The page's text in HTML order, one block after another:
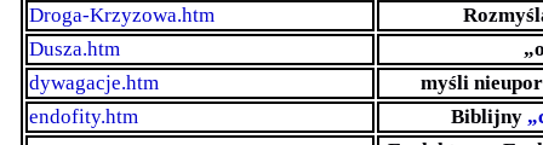
Droga-Krzyzowa.htm
Dusza.htm
dywagacje.htm
myśli
endofity.htm
Biblijny